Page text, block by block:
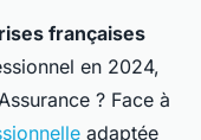
françaises
en 2024,
? Face à
adaptée